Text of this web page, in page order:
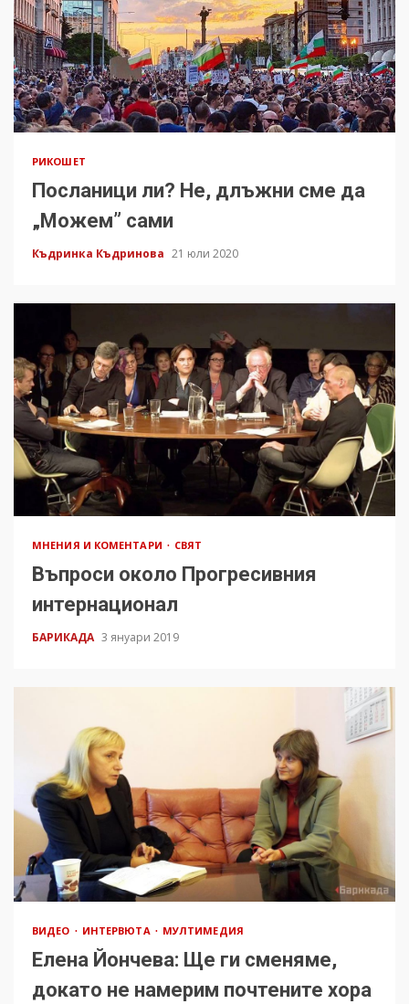
РИКОШЕТ
Посланици ли? Не, длъжни сме да
„Можем” сами
Къдринка Къдринова 21 юли 2020
МНЕНИЯ И КОМЕНТАРИ СВЯТ
Въпроси около Прогресивния
интернационал
БАРИКАДА 3 януари 2019
ВИДЕО ИНТЕРВЮТА МУЛТИМЕДИЯ
Елена Йончева: Ще ги сменяме,
докато не намерим почтените хора